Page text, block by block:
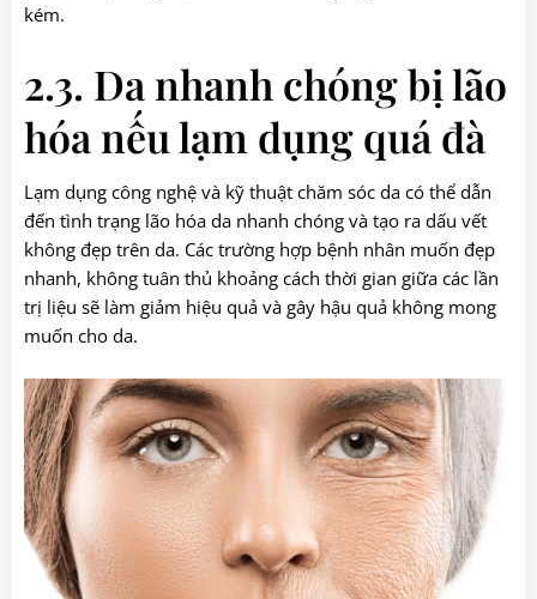
kém.
2.3. Da nhanh chóng bị lão
hóa nếu lạm dụng quá đà
Lạm dụng công nghệ và kỹ thuật chăm sóc da có thể dẫn
đến tình trạng lão hóa da nhanh chóng và tạo ra dấu vết
không đẹp trên da. Các trường hợp bệnh nhân muốn đẹp
nhanh, không tuân thủ khoảng cách thời gian giữa các lần
trị liệu sẽ làm giảm hiệu quả và gây hậu quả không mong
muốn cho da.